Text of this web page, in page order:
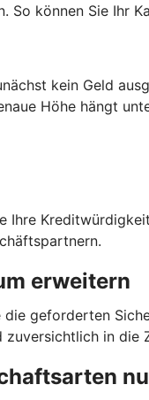
So können Sie Ihr
kein Geld
Höhe hängt
Ihre
erweitern
die geforderten
zuversichtlich in die